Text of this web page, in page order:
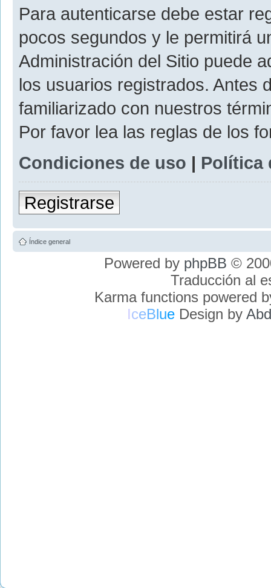
Para autenticarse debe estar
pocos segundos y le permitirá
Administración del Sitio puede
los usuarios registrados. Antes
familiarizado con nuestros
Por favor lea las reglas de los
Condiciones de uso | Política
Registrarse
Índice general
Powered by phpBB ©
Traducción al
Karma functions powered
IceBlueDesign by